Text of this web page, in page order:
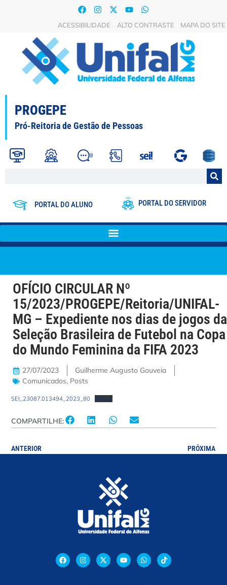
ACESSIBILIDADE ALTO CONTRASTE MAPA DO SITE
PROGEPE
Pró-Reitoria de Gestão de Pessoas
PORTAL DO ALUNO PORTAL DO SERVIDOR
OFÍCIO CIRCULAR Nº
15/2023/PROGEPE/Reitoria/UNIFAL-
MG – Expediente nos dias de jogos da
Seleção Brasileira de Futebol na Copa
do Mundo Feminina da FIFA 2023
27/07/2023
Guilherme Augusto Gouveia
Comunicados, Posts
SEI_23087.013494_2023_80 Baixar
COMPARTILHE:
ANTERIOR PRÓXIMA